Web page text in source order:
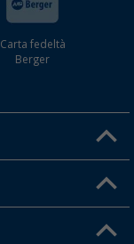
Carta fedeltà
Berger